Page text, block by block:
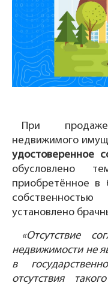
При
недвижимого
удостоверенное
обусловлено
приобретённое в
установлено
«Отсутствие
недвижимости не
в
отсутствия